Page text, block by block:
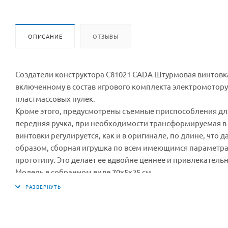
ОПИСАНИЕ ОТЗЫВЫ
Создатели конструктора C81021 CADA Штурмовая
включенному в состав игрового комплекта
пластмассовых пулек.
Кроме этого, предусмотрены съемные приспособления
передняя ручка, при необходимости трансформируемая
винтовки регулируется, как и в оригинале, по длине, что
образом, сборная игрушка по всем имеющимся
прототипу. Это делает ее вдвойне ценнее и
Модель в собранном виде 70x5x25 см